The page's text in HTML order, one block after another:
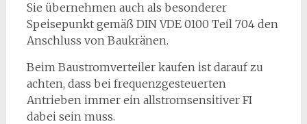
Sie übernehmen auch als besonderer
Speisepunkt gemäß DIN VDE 0100 Teil 704 den
Anschluss von Baukränen.
Beim Baustromverteiler kaufen ist darauf zu
achten, dass bei frequenzgesteuerten
Antrieben immer ein allstromsensitiver FI
dabei sein muss.